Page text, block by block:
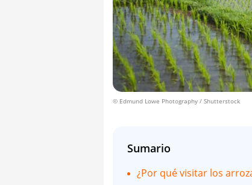
© Edmund Lowe Photography / Shutterstock
Sumario
¿Por qué visitar los